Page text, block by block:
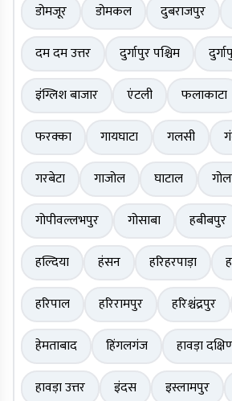
डोमजूर
डोमकल दुबराजपुर
दम दम उत्तर
दुर्गापुर पश्चिम
इंग्लिश बाजार
एंटली फलाकाटा
फरक्का
गायघाटा गलसी
गरबेटा
गाजोल घाटाल
गोपीवल्लभपुर
गोसाबा हबीबपुर
हल्दिया
हंसन हरिहरपाड़ा
हरिपाल
हरिरामपुर हरिश्चंद्रपुर
हेमताबाद
हिंगलगंज हावड़ा
हावड़ा उत्तर
इंदस इस्लामपुर